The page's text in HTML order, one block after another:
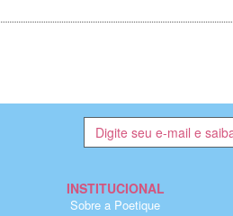
INSTITUCIONAL
Sobre a Poetique